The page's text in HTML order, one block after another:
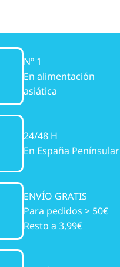
Nº 1
En alimentación
asiática
24/48 H
En España Penínsular
ENVÍO GRATIS
Para pedidos > 50€
Resto a 3,99€